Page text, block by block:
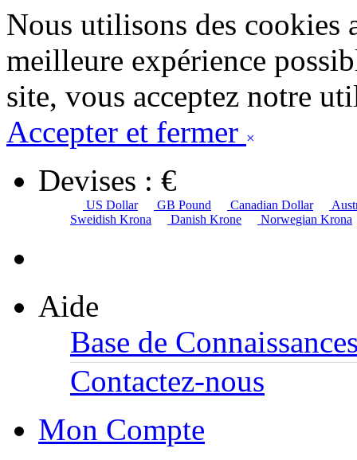
Nous utilisons des cookies
meilleure expérience
site, vous acceptez notre
Accepter et fermer ×
Devises : €
US Dollar GB Pound Canadian Dollar
Sweidish Krona
Danish Krone Norwegian Krona
Aide
Base de
Contactez-nous
Mon Compte